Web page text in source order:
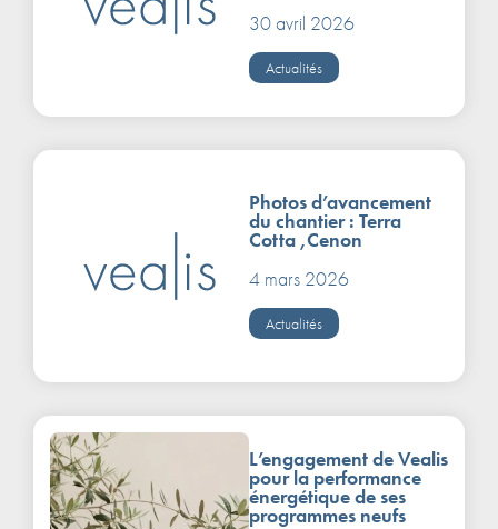
30 avril 2026
Actualités
Photos d’avancement
du chantier : Terra
Cotta ,Cenon
4 mars 2026
Actualités
L’engagement de Vealis
pour la performance
énergétique de ses
programmes neufs